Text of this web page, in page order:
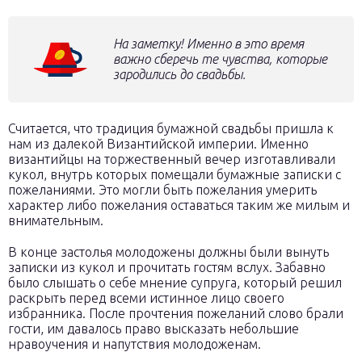
На заметку! Именно в это время
важно сберечь те чувства, которые
зародились до свадьбы.
Считается, что традиция бумажной свадьбы пришла к
нам из далекой Византийской империи. Именно
византийцы на торжественный вечер изготавливали
кукол, внутрь которых помещали бумажные записки с
пожеланиями. Это могли быть пожелания умерить
характер либо пожелания оставаться таким же милым и
внимательным.
В конце застолья молодожены должны были вынуть
записки из кукол и прочитать гостям вслух. Забавно
было слышать о себе мнение супруга, который решил
раскрыть перед всеми истинное лицо своего
избранника. После прочтения пожеланий слово брали
гости, им давалось право высказать небольшие
нравоучения и напутствия молодоженам.